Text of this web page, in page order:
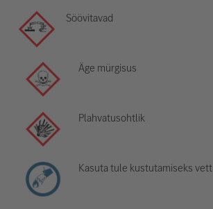
Söövitavad
Äge mürgisus
Plahvatusohtlik
Kasuta tule kustutamiseks vett